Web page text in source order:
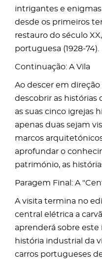
intrigantes e enigmas
desde os primeiros
restauro do século
portuguesa (1928-74).
Continuação: A Vila
Ao descer em
descobrir as histórias
as suas cinco igrejas
apenas duas sejam
marcos
aprofundar o
património, as
Paragem Final: A
A visita termina no
central elétrica a
aprenderá sobre
história industrial da
carros portugueses